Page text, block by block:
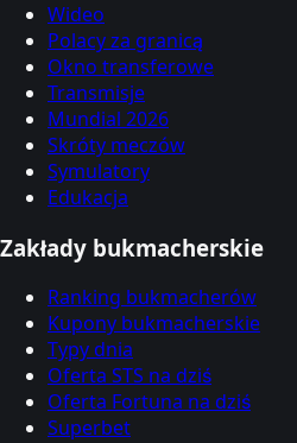
Wideo
Polacy za granicą
Okno transferowe
Transmisje
Mundial 2026
Skróty meczów
Symulatory
Edukacja
Zakłady bukmacherskie
Ranking bukmacherów
Kupony bukmacherskie
Typy dnia
Oferta STS na dziś
Oferta Fortuna na dziś
Superbet